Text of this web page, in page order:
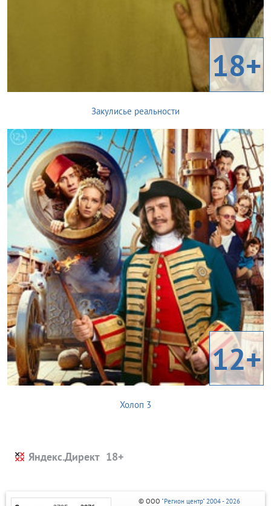
18+
Закулисье реальности
12+
Холоп 3
Яндекс.Директ
© ООО "Регион центр" 2004 - 2026